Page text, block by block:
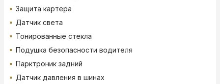
Защита картера
Датчик света
Тонированные стекла
Подушка безопасности водителя
Парктроник задний
Датчик давления в шинах